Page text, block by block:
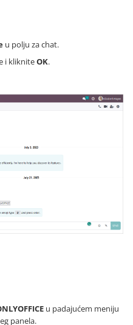
u polju za chat.
i klikniteOK.
u padajućem meniju
panela.